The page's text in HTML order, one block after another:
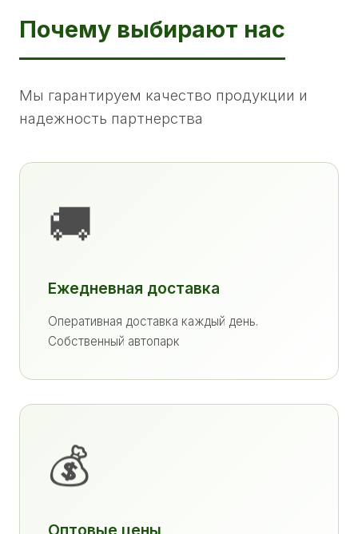
Почему выбирают нас
Мы гарантируем качество продукции и
надежность партнерства
🚚
Ежедневная доставка
Оперативная доставка каждый день.
Собственный автопарк
💰
Оптовые цены